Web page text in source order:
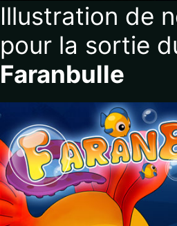
Illustration de
pour la sortie
Faranbulle